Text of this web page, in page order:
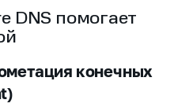
DNS помогает
конечных